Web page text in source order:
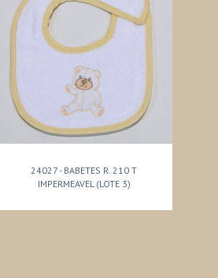
24027 - BABETES R. 210 T
IMPERMEAVEL (LOTE 3)